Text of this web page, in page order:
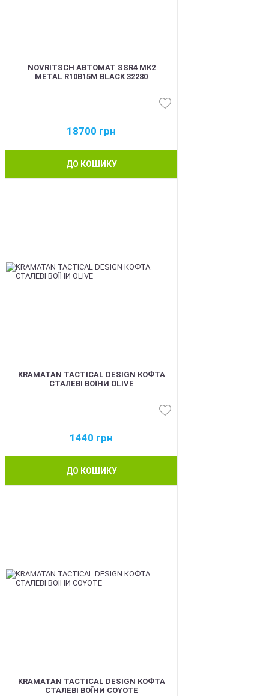
NOVRITSCH АВТОМАТ SSR4 MK2
METAL R10B15M BLACK 32280
18700 грн
ДО КОШИКУ
KRAMATAN TACTICAL DESIGN КОФТА
СТАЛЕВІ ВОЇНИ OLIVE
1440 грн
ДО КОШИКУ
KRAMATAN TACTICAL DESIGN КОФТА
СТАЛЕВІ ВОЇНИ COYOTE